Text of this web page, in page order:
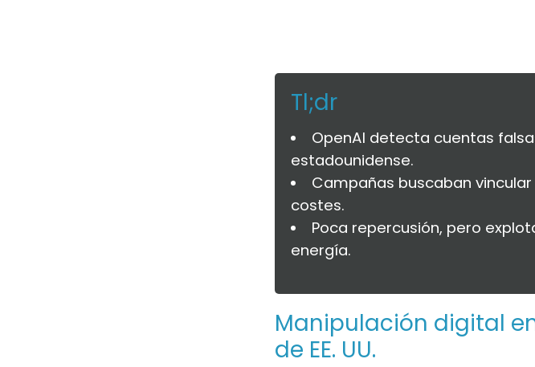
Tl;dr
OpenAI detecta cuentas
estadounidense.
Campañas buscaban
costes.
Poca repercusión, pero
energía.
Manipulación digital
de EE. UU.